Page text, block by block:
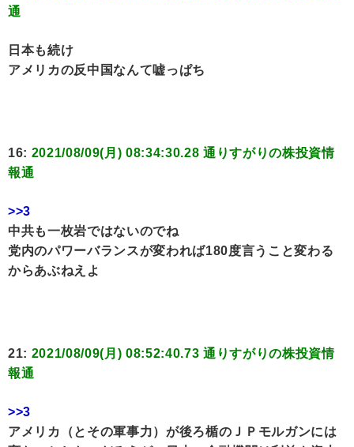
通
日本も続け
アメリカの反中国なんて嘘っぱち
16: 2021/08/09(月) 08:34:30.28 通りすがりの株投資情
報通
>>3
中共も一枚岩ではないのでね
党内のパワーバランスが変われば180度言うこと変わる
からあぶねえよ
21: 2021/08/09(月) 08:52:40.73 通りすがりの株投資情
報通
>>3
アメリカ（とその軍事力）が後ろ楯のＪＰモルガンには